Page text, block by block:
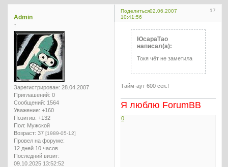
Поделиться 17
02.06.2007
10:41:56
Admin
↑
Зарегистрирован: 28.04.2007
Приглашений: 0
Сообщений: 1564
Уважение: +160
Позитив: +132
Пол: Мужской
Возраст: 37 [1989-05-12]
Провел на форуме:
12 дней 10 часов
Последний визит:
09.10.2025 13:52:52
ЮсараТао
написал(а):
Токя чёт не заметила
Тайм-аут 600 сек.!
Я люблю ForumBB
0